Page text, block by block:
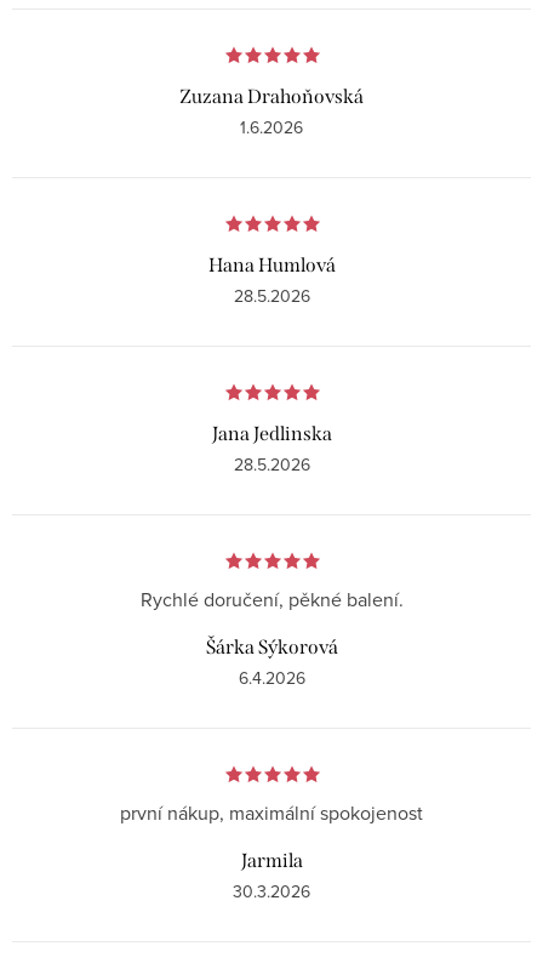
Zuzana Drahoňovská
1.6.2026
Hana Humlová
28.5.2026
Jana Jedlinska
28.5.2026
Rychlé doručení, pěkné balení.
Šárka Sýkorová
6.4.2026
první nákup, maximální spokojenost
Jarmila
30.3.2026